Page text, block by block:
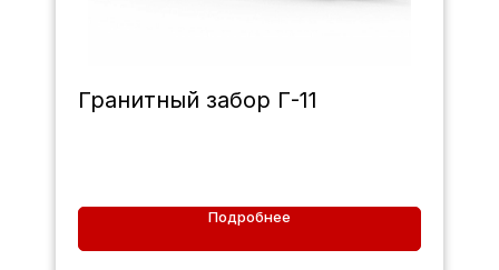
Гранитный забор Г-11
Подробнее